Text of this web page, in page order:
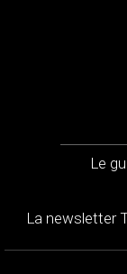
Le
La newsletter